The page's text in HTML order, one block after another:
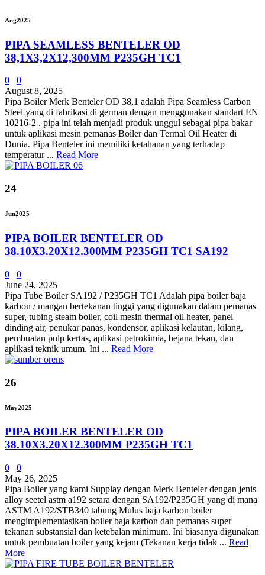
Aug2025
PIPA SEAMLESS BENTELER OD
38,1X3,2X12,300MM P235GH TC1
0
0
August 8, 2025
Pipa Boiler Merk Benteler OD 38,1 adalah Pipa Seamless Carbon
Steel yang di fabrikasi di german dengan menggunakan standart EN
10216-2 . pipa ini telah menjadi produk unggul sebagai pipa bakar
untuk aplikasi mesin pemanas Boiler dan Termal Oil Heater di
Dunia. Pipa Benteler ini memiliki ketahanan yang terhadap
temperatur ... Read More
24
Jun2025
PIPA BOILER BENTELER OD
38.10X3.20X12.300MM P235GH TC1 SA192
0
0
June 24, 2025
Pipa Tube Boiler SA192 / P235GH TC1 Adalah pipa boiler baja
karbon / mangan bertekanan tinggi yang digunakan dalam pemanas
super, tubing steam boiler, coil mesin thermal oil heater, panel
dinding air, penukar panas, kondensor, aplikasi kelautan, kilang,
pembuatan pulp kertas, aplikasi petrokimia, bejana tekan, dan
aplikasi teknik umum. Ini ... Read More
26
May2025
PIPA BOILER BENTELER OD
38.10X3.20X12.300MM P235GH TC1
0
0
May 26, 2025
Pipa Boiler yang kami Supplay dengan Merk Benteler dengan jenis
alloy seetel astm a192 setara dengan SA192/P235GH yang di mana
ASTM A192/STB340 tabung Mulus baja karbon boiler
mengimplementasikan boiler baja karbon dan pemanas super
tekanan substansial dan ketebalan minimum. Ini biasanya digunakan
untuk pembuatan boiler yang kejam (Tekanan kerja tidak ... Read
More